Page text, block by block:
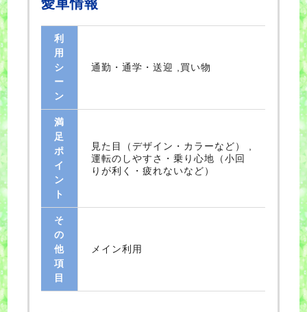
愛車情報
利
用
シ
ー
ン
通勤・通学・送迎 ,買い物
満
足
ポ
イ
ン
ト
見た目（デザイン・カラーなど） ,
運転のしやすさ・乗り心地（小回
りが利く・疲れないなど）
そ
の
他
項
目
メイン利用